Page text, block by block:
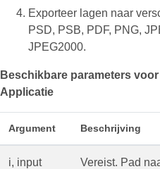
Exporteer lagen naar
PSD, PSB, PDF, PNG,
JPEG2000.
Beschikbare parameters
Applicatie
Argument Beschrijving
i, input Vereist. Pad